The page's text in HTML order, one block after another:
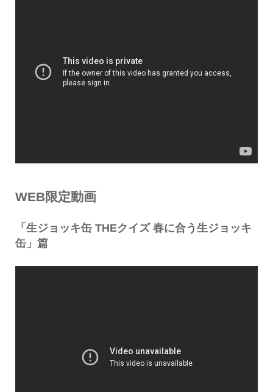
WEB限定動画
「生ジョッキ缶 THEクイズ 春に合う生ジョッキ
缶」篇